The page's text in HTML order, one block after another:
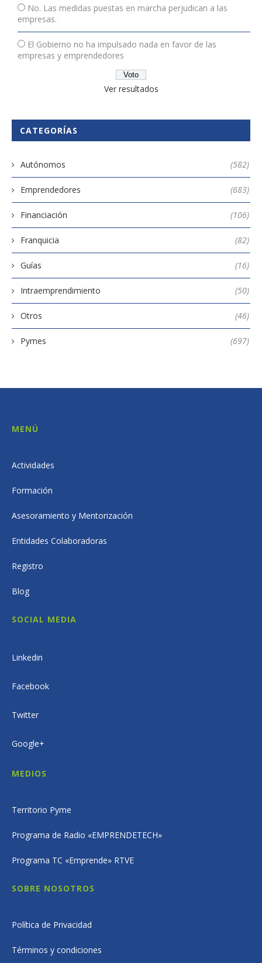
No. Las medidas puestas en marcha perjudican a las
empresas.
El Gobierno no ha impulsado nada en favor de las
empresas y emprendedores
Ver resultados
CATEGORÍAS
Autónomos (582)
Emprendedores (683)
Financiación (106)
Franquicia (82)
Guías (16)
Intraemprendimiento (50)
Otros (46)
Pymes (697)
MENÚ
Actividades
Formación
Asesoramiento y Mentorización
Entidades Colaboradoras
Registro
Blog
SOCIAL MEDIA
Linkedin
Facebook
Twitter
Google+
MEDIOS
Territorio Pyme
Programa de Radio «EMPRENDETECH»
Programa TC «Emprende» RTVE
SOBRE NOSOTROS
Política de Privacidad
Términos y condiciones